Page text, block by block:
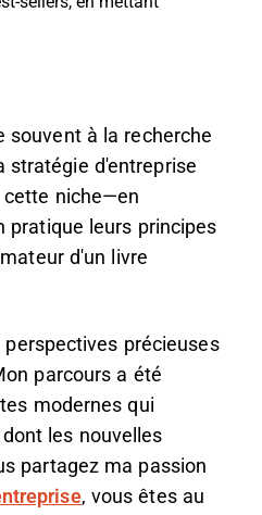
souvent à la recherche
stratégie d'entreprise
cette niche—en
pratique leurs principes
d'un livre
précieuses
parcours a été
modernes qui
les nouvelles
partagez ma passion
, vous êtes au